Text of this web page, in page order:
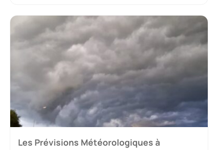
Les Prévisions Météorologiques à